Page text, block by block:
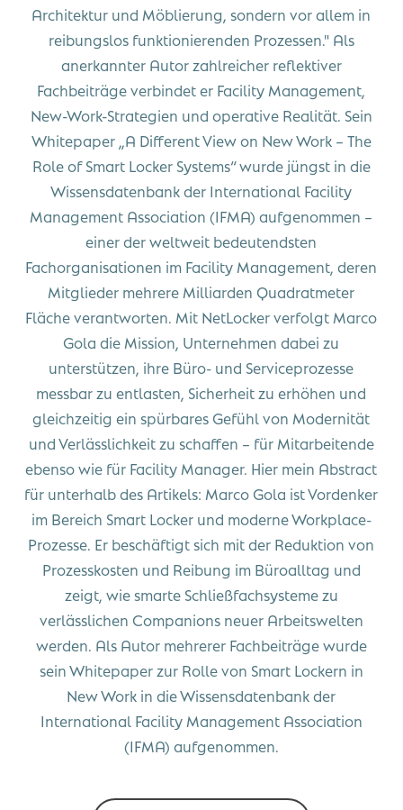
Architektur und Möblierung, sondern vor allem in
reibungslos funktionierenden Prozessen." Als
anerkannter Autor zahlreicher reflektiver
Fachbeiträge verbindet er Facility Management,
New-Work-Strategien und operative Realität. Sein
Whitepaper „A Different View on New Work – The
Role of Smart Locker Systems“ wurde jüngst in die
Wissensdatenbank der International Facility
Management Association (IFMA) aufgenommen –
einer der weltweit bedeutendsten
Fachorganisationen im Facility Management, deren
Mitglieder mehrere Milliarden Quadratmeter
Fläche verantworten. Mit NetLocker verfolgt Marco
Gola die Mission, Unternehmen dabei zu
unterstützen, ihre Büro- und Serviceprozesse
messbar zu entlasten, Sicherheit zu erhöhen und
gleichzeitig ein spürbares Gefühl von Modernität
und Verlässlichkeit zu schaffen – für Mitarbeitende
ebenso wie für Facility Manager. Hier mein Abstract
für unterhalb des Artikels: Marco Gola ist Vordenker
im Bereich Smart Locker und moderne Workplace-
Prozesse. Er beschäftigt sich mit der Reduktion von
Prozesskosten und Reibung im Büroalltag und
zeigt, wie smarte Schließfachsysteme zu
verlässlichen Companions neuer Arbeitswelten
werden. Als Autor mehrerer Fachbeiträge wurde
sein Whitepaper zur Rolle von Smart Lockern in
New Work in die Wissensdatenbank der
International Facility Management Association
(IFMA) aufgenommen.